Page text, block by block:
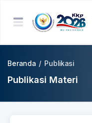
Beranda / Publikasi
Publikasi Materi